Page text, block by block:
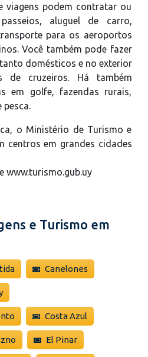
viagens podem contratar ou
aluguel de carro,
para os aeroportos
Você também pode fazer
domésticos e no exterior
de cruzeiros. Há também
em golfe, fazendas rurais,
pesca.
o Ministério de Turismo e
centros em grandes cidades
www.turismo.gub.uy
e Turismo em
Canelones
Costa Azul
El Pinar